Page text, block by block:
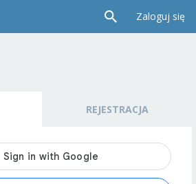
Zaloguj się
REJESTRACJA